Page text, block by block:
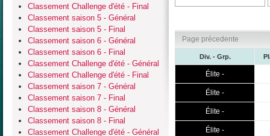
Classement Challenge d'été - Final
Classement saison 5 - Général
Classement saison 5 - Final
Classement saison 6 - Général
Classement saison 6 - Final
Classement Challenge d'été - Général
Classement Challenge d'été - Final
Classement saison 7 - Général
Classement saison 7 - Final
Classement saison 8 - Général
Classement saison 8 - Final
Classement Challenge d'été - Général
Page précedente
Div. - Grp.
Élite -
Élite -
Élite -
Élite -